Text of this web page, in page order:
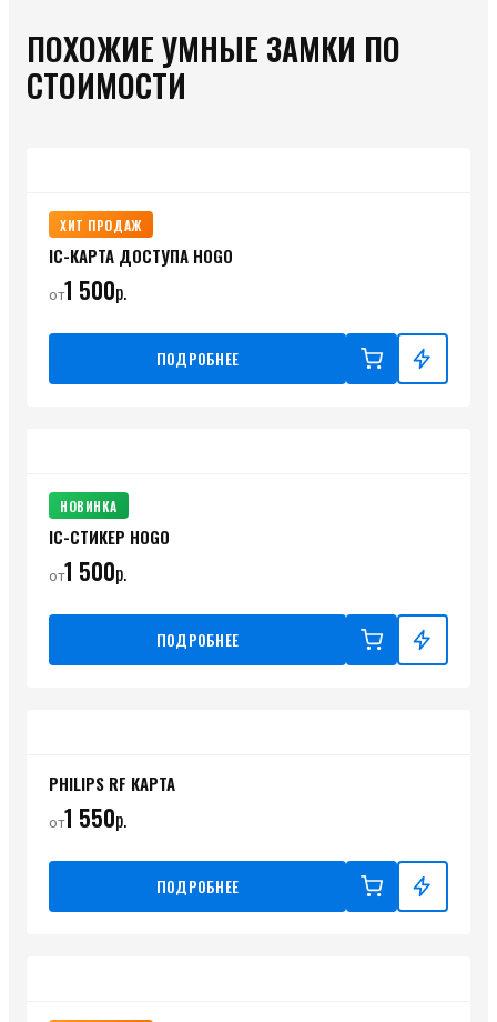
ПОХОЖИЕ УМНЫЕ ЗАМКИ ПО
СТОИМОСТИ
ХИТ ПРОДАЖ
IC-КАРТА ДОСТУПА HOGO
от1 500р.
ПОДРОБНЕЕ
НОВИНКА
IC-СТИКЕР HOGO
от1 500р.
ПОДРОБНЕЕ
PHILIPS RF КАРТА
от1 550р.
ПОДРОБНЕЕ